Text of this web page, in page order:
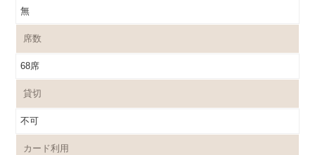
無
席数
68席
貸切
不可
カード利用